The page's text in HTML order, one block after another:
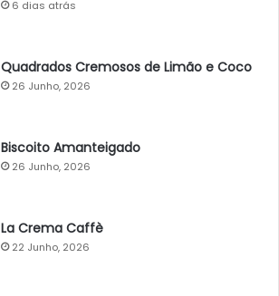
6 dias atrás
Quadrados Cremosos de Limão e Coco
26 Junho, 2026
Biscoito Amanteigado
26 Junho, 2026
La Crema Caffè
22 Junho, 2026